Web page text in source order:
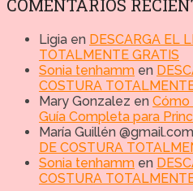
COMENTARIOS
Ligia en DESCARGA EL
TOTALMENTE GRATIS
Sonia tenhamm en
COSTURA
Mary Gonzalez en Cómo
Guía Completa para
María Guillén @gmail.com
DE COSTURA
Sonia tenhamm en
COSTURA